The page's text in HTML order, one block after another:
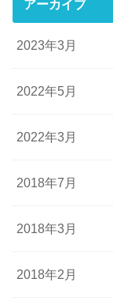
アーカイブ
2023年3月
2022年5月
2022年3月
2018年7月
2018年3月
2018年2月